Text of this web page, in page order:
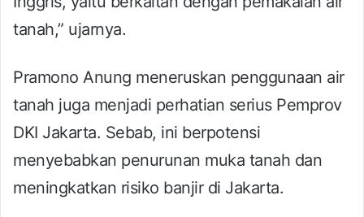
tanah,” ujarnya.
Pramono Anung meneruskan penggunaan air
tanah juga menjadi perhatian serius Pemprov
DKI Jakarta. Sebab, ini berpotensi
menyebabkan penurunan muka tanah dan
meningkatkan risiko banjir di Jakarta.